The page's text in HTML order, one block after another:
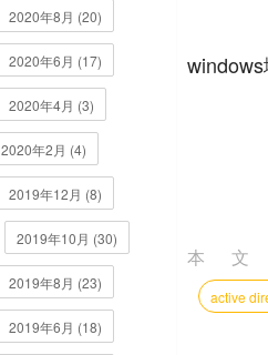
2020年8月 (20)
2020年6月 (17)
2020年4月 (3)
2020年2月 (4)
2019年12月 (8)
2019年10月 (30)
2019年8月 (23)
2019年6月 (18)
本
active